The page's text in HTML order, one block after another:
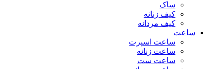
ساک
کیف زنانه
کیف مردانه
ساعت
ساعت اسپرت
ساعت زنانه
ساعت ست